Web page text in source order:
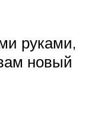
руками,
новый